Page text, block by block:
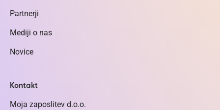
Partnerji
Mediji o nas
Novice
Kontakt
Moja zaposlitev d.o.o.